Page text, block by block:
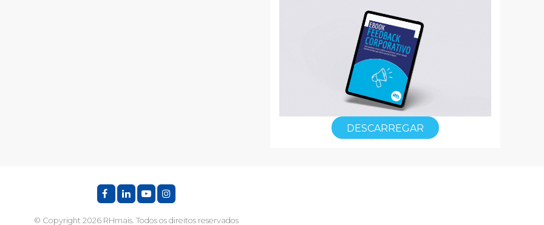
DESCARREGAR
© Copyright 2026 RHmais. Todos os direitos reservados